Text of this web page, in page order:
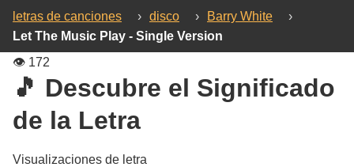
letras de canciones › disco › Barry White
›
Let The Music Play - Single Version
👁️ 172
🎵 Descubre el Significado
de la Letra
Visualizaciones de letra